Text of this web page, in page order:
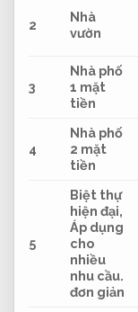
2
Nhà
vườn
3
Nhà phố
1 mặt
tiền
4
Nhà phố
2 mặt
tiền
5
Biệt thự
hiện đại,
Áp dụng
cho
nhiều
nhu cầu.
đơn giản